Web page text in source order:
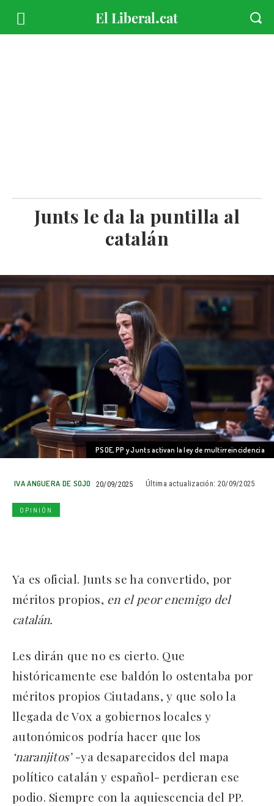
Junts le da la puntilla al
catalán
PSOE, PP y Junts activan la ley de multirreincidencia
IVA ANGUERA DE SOJO 20/09/2025 Última actualización: 20/09/2025
OPINIÓN
Ya es oficial. Junts se ha convertido, por
méritos propios, en el peor enemigo del
catalán.
Les dirán que no es cierto. Que
históricamente ese baldón lo ostentaba por
méritos propios Ciutadans, y que solo la
llegada de Vox a gobiernos locales y
autonómicos podría hacer que los
‘naranjitos’-ya desaparecidos del mapa
político catalán y español- perdieran ese
podio. Siempre con la aquiescencia del PP.